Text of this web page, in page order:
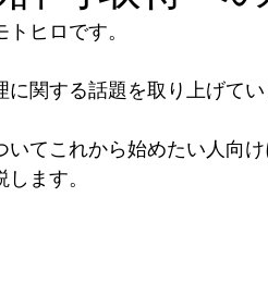
ヒロです。
関する話題を取り上げてい
てこれから始めたい人向
ます。